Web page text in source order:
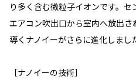
り多く含む微粒子イオンです。
エアコン吹出口から室内へ放出
導くナノイーがさらに進化しまし
［ナノイーの技術］